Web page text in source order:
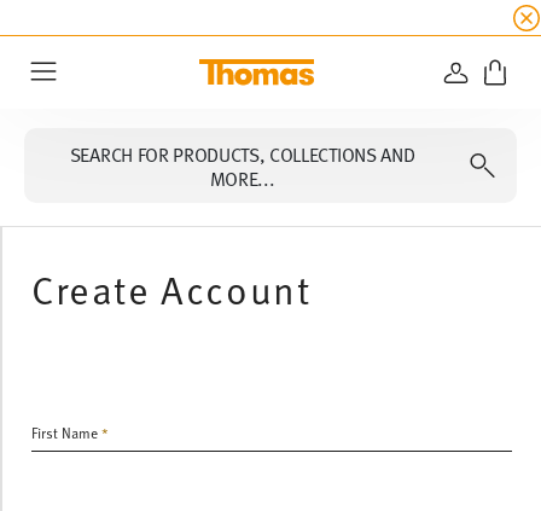
all
LOGIN
SEARCH FOR PRODUCTS, COLLECTIONS AND
MORE...
Create Account
First Name